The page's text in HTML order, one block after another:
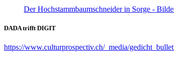
Der Hochstammbaumschneider in Sorge -
DADA trifft DIGIT
https://www.culturprospectiv.ch/_media/